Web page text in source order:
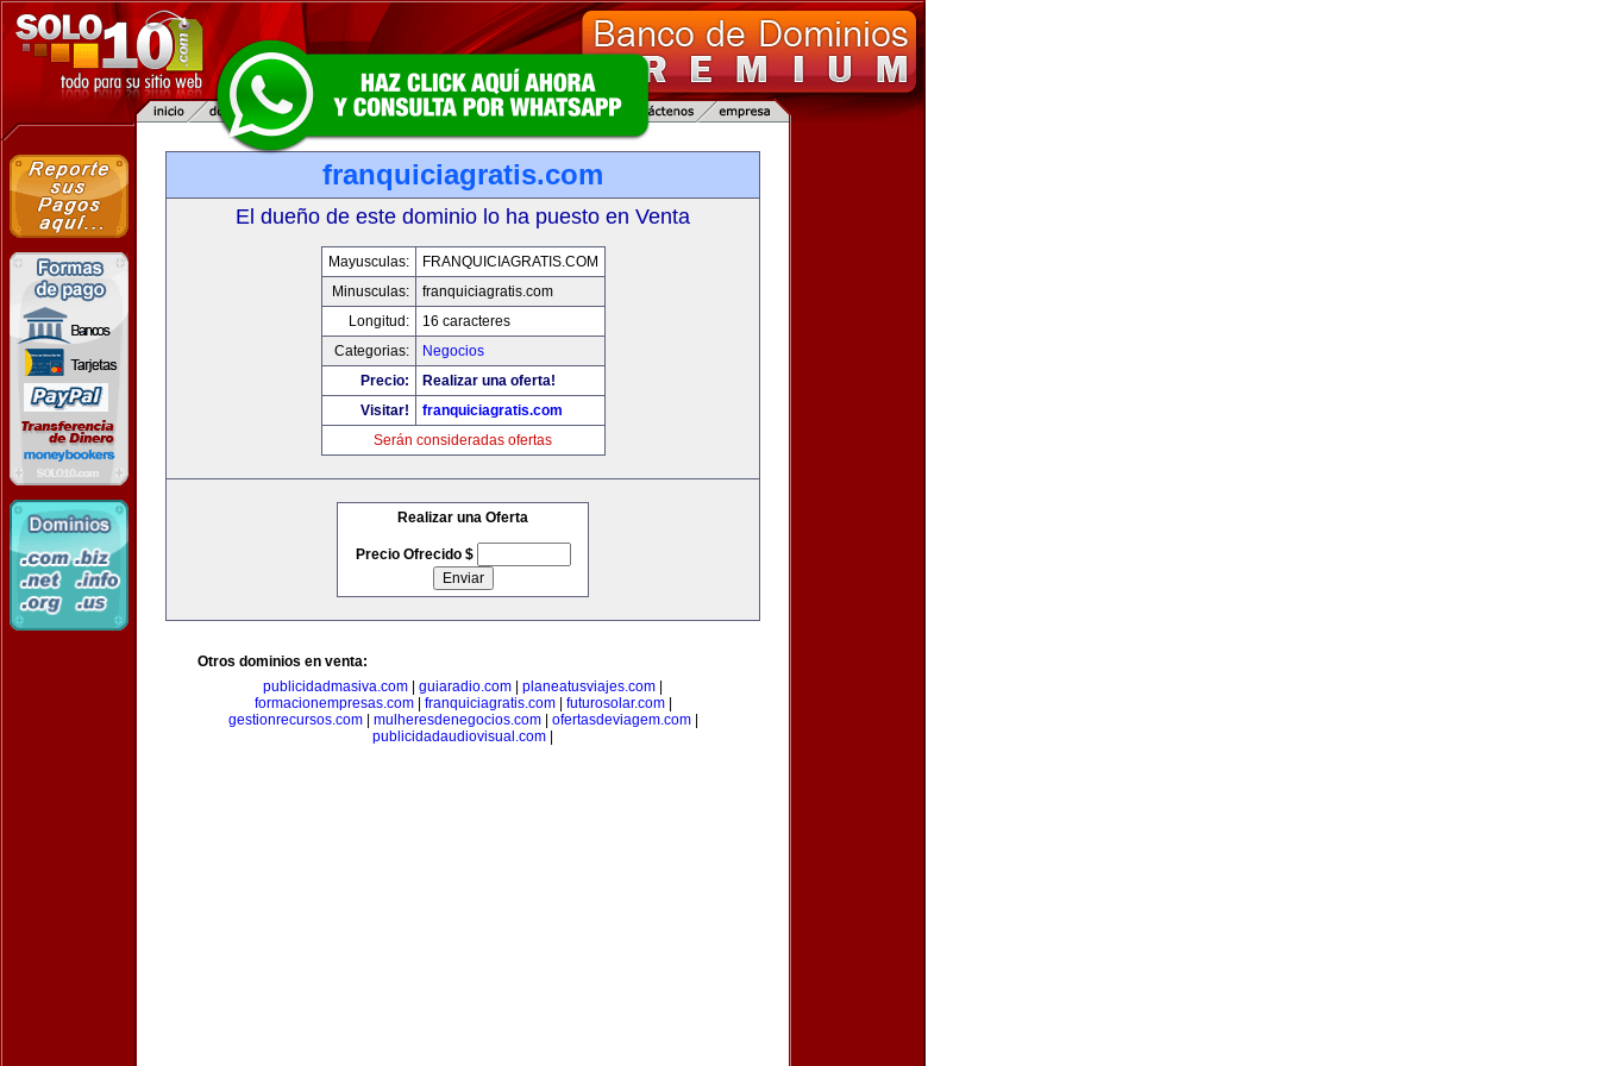
franquiciagratis.com
El dueño de este dominio lo ha puesto en Venta
Mayusculas:
FRANQUICIAGRATIS.COM
Minusculas:
franquiciagratis.com
Longitud:
16 caracteres
Categorias:
Negocios
Precio:
Realizar una oferta!
Visitar!
franquiciagratis.com
Serán consideradas ofertas
Realizar una Oferta
Precio Ofrecido $
Otros dominios en venta:
publicidadmasiva.com
guiaradio.com planeatusviajes.com
formacionempresas.com| franquiciagratis.com| futurosolar.com|
gestionrecursos.com| mulheresdenegocios.com| ofertasdeviagem.com|
publicidadaudiovisual.com